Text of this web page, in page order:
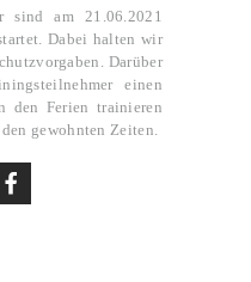
am 21.06.2021
Dabei halten wir
Darüber
einen
den Ferien trainieren
gewohnten Zeiten.